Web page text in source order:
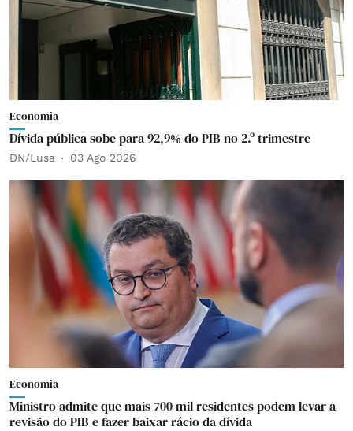
Economia
Dívida pública sobe para 92,9% do PIB no 2.º trimestre
DN/Lusa 03 Ago 2026
Economia
Ministro admite que mais 700 mil residentes podem levar a
revisão do PIB e fazer baixar rácio da dívida